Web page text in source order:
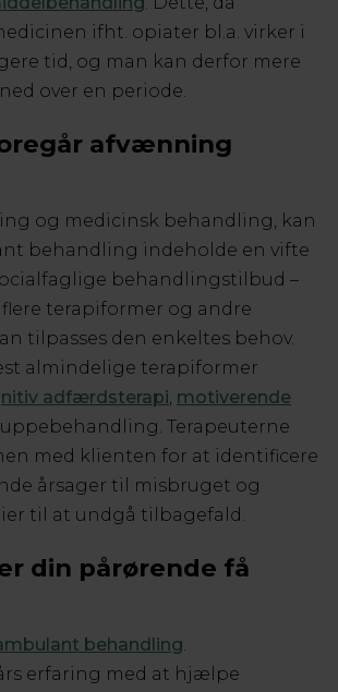
ifht. opiater bl.a. virker i
tid, og man kan derfor mere
over en periode.
afvænning
og medicinsk behandling, kan
behandling indeholde en vifte
behandlingstilbud –
flere terapiformer og andre
tilpasses den enkeltes behov.
almindelige terapiformer
adfærdsterapi, motiverende
Terapeuterne
med klienten for at identificere
årsager til misbruget og
til at undgå tilbagefald.
din pårørende få
behandling.
erfaring med at hjælpe